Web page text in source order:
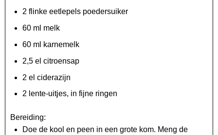
2 flinke eetlepels poedersuiker
60 ml melk
60 ml karnemelk
2,5 el citroensap
2 el ciderazijn
2 lente-uitjes, in fijne ringen
Bereiding:
Doe de kool en peen in een grote kom. Meng de